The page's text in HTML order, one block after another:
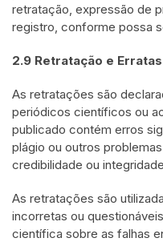
retratação, expressão de
registro, conforme possa
2.9 Retratação e Erratas
As retratações são
periódicos científicos ou
publicado contém erros
plágio ou outros
credibilidade ou
As retratações são
incorretas ou
científica sobre as falhas